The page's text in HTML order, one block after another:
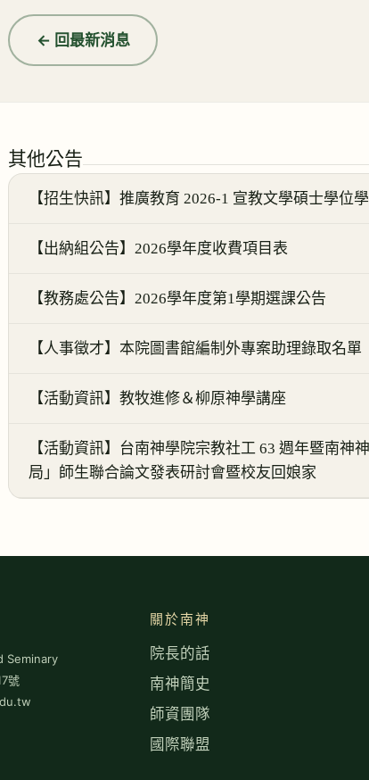
← 回最新消息
其他公告
【招生快訊】推廣教育 2026-1 宣教文學碩士學位
【出納組公告】2026學年度收費項目表
【教務處公告】2026學年度第1學期選課公告
【人事徵才】本院圖書館編制外專案助理錄取名單
【活動資訊】教牧進修＆柳原神學講座
【活動資訊】台南神學院宗教社工 63 週年暨南神
局」師生聯合論文發表研討會暨校友回娘家
Seminary
號
關於南神
院長的話
南神簡史
師資團隊
國際聯盟